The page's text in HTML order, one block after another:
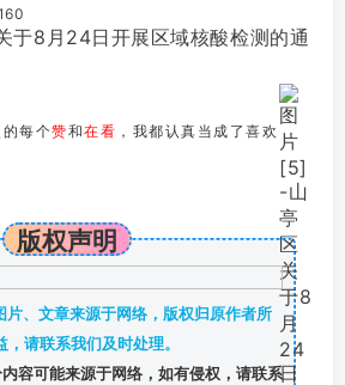
每个赞和在看 ，我都认真当成了喜欢
版权声明
片、文章来源于网络，版权归原作者所
请联系我们及时处理。
容可能来源于网络，如有侵权，请联系